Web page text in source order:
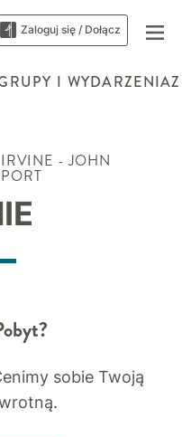
Zaloguj się / Dołącz
I WYDARZENIA
IRVINE - JOHN
sobie Twoją